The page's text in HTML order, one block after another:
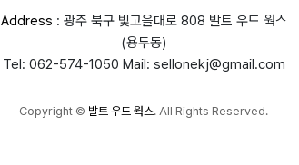
Address : 광주 북구 빛고을대로 808 발트 우드 웍스
(용두동)
Tel: 062-574-1050 Mail: sellonekj@gmail.com
Copyright © 발트 우드 웍스. All Rights Reserved.